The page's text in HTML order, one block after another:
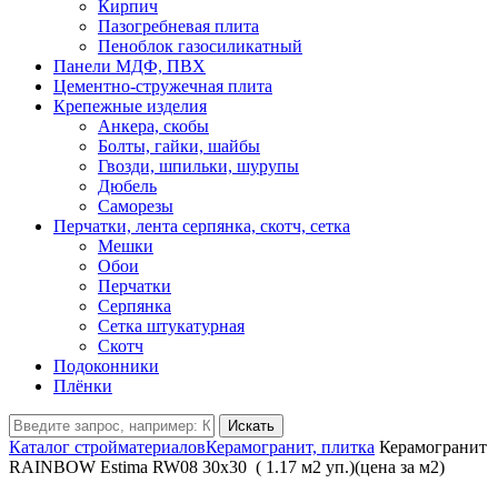
Кирпич
Пазогребневая плита
Пеноблок газосиликатный
Панели МДФ, ПВХ
Цементно-стружечная плита
Крепежные изделия
Анкера, скобы
Болты, гайки, шайбы
Гвозди, шпильки, шурупы
Дюбель
Саморезы
Перчатки, лента серпянка, скотч, сетка
Мешки
Обои
Перчатки
Серпянка
Сетка штукатурная
Скотч
Подоконники
Плёнки
Искать
Каталог стройматериаловКерамогранит, плитка Керамогранит
RAINBOW Estima RW08 30x30 ( 1.17 м2 уп.)(цена за м2)